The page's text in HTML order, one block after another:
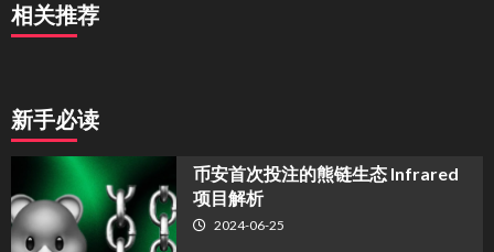
相关推荐
新手必读
币安首次投注的熊链生态 Infrared
项目解析
2024-06-25